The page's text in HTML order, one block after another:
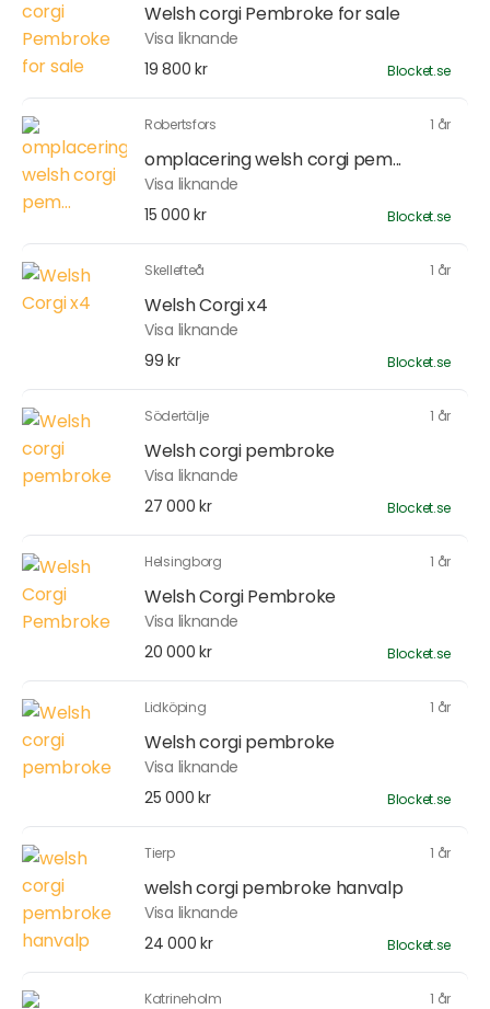
Welsh corgi Pembroke for sale
Visa liknande
19 800 kr
Blocket.se
Robertsfors 1 år
omplacering welsh corgi pem...
Visa liknande
15 000 kr
Blocket.se
Skellefteå 1 år
Welsh Corgi x4
Visa liknande
99 kr
Blocket.se
Södertälje 1 år
Welsh corgi pembroke
Visa liknande
27 000 kr
Blocket.se
Helsingborg 1 år
Welsh Corgi Pembroke
Visa liknande
20 000 kr
Blocket.se
Lidköping 1 år
Welsh corgi pembroke
Visa liknande
25 000 kr
Blocket.se
Tierp 1 år
welsh corgi pembroke hanvalp
Visa liknande
24 000 kr
Blocket.se
Katrineholm 1 år